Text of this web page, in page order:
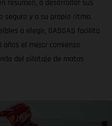
resumen, a desarrollar sus
segura y a su propio ritmo.
a elegir, GASGAS facilita
años el mejor comienzo
del pilotaje de motos